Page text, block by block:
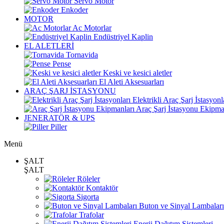
Enkoder
MOTOR
Ac Motorlar
Endüstriyel Kaplin
EL ALETLERİ
Tornavida
Pense
Keski ve kesici aletler
El Aleti Aksesuarları
ARAÇ ŞARJ İSTASYONU
Elektrikli Araç Şarj
Araç Şarj İstasyonu
JENERATÖR & UPS
Piller
Menü
ŞALT
ŞALT
Röleler
Kontaktör
Sigorta
Buton ve Sinyal Lambaları
Trafolar